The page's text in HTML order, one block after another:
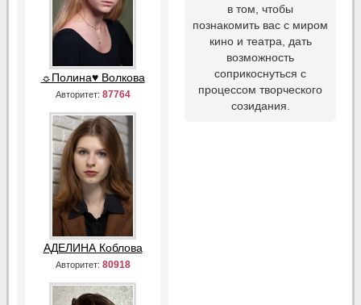
☼Полина♥ Волкова
Авторитет: 87764
АДЕЛИНА Коблова
Авторитет: 80918
в том, чтобы
познакомить вас с миром
кино и театра, дать
возможность
соприкоснуться с
процессом творческого
созидания.